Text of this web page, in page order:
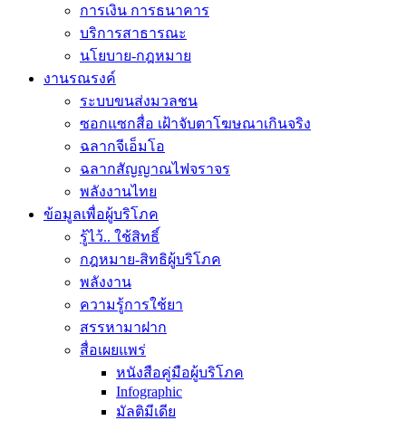
การเงิน การธนาคาร
บริการสาธารณะ
นโยบาย-กฎหมาย
งานรณรงค์
ระบบขนส่งมวลชน
ซอกแซกสื่อ เฝ้าจับตาโฆษณาเกินจริง
ฉลากจีเอ็มโอ
ฉลากสัญญาณไฟจราจร
พลังงานไทย
ข้อมูลเพื่อผู้บริโภค
รู้ไว้.. ใช้สิทธิ์
กฎหมาย-สิทธิผู้บริโภค
พลังงาน
ความรู้การใช้ยา
สรรหามาฝาก
สื่อเผยแพร่
หนังสือคู่มือผู้บริโภค
Infographic
มัลติมีเดีย